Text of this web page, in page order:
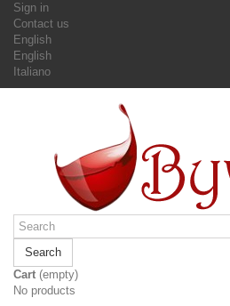
Sign in
Contact us
English
English
Italiano
Search
Cart (empty)
No products